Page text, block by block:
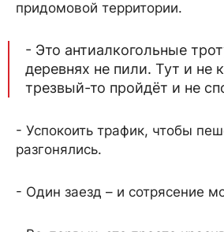
придомовой территории.
- Это антиалкогольные
деревнях не пили. Тут и не
трезвый-то пройдёт и не
- Успокоить трафик, чтобы
разгонялись.
- Один заезд – и сотрясение